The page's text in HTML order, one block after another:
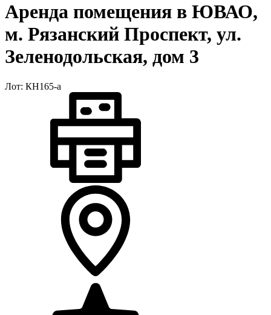
Аренда помещения в ЮВАО,
м. Рязанский Проспект, ул.
Зеленодольская, дом 3
Лот: КН165-a